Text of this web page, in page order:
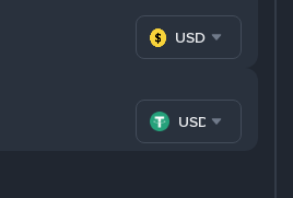
USD
USDT